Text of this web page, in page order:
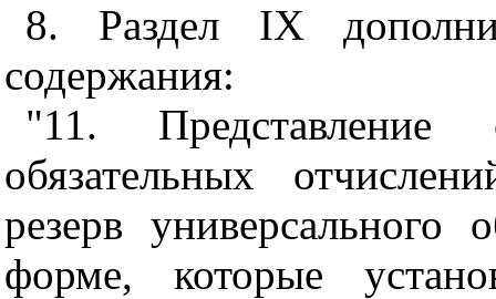
8. Раздел IХ
содержания:
"11.
обязательных
резерв
форме, которые